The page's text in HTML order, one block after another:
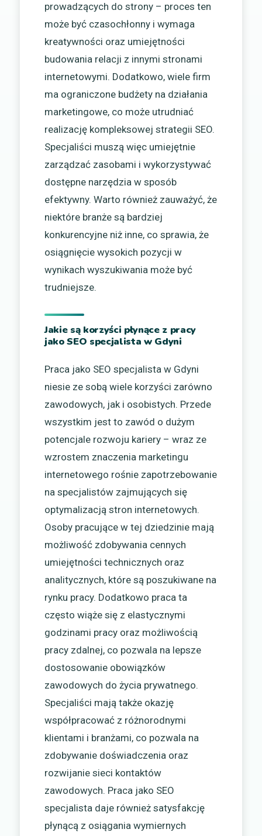
prowadzących do strony – proces ten
może być czasochłonny i wymaga
kreatywności oraz umiejętności
budowania relacji z innymi stronami
internetowymi. Dodatkowo, wiele firm
ma ograniczone budżety na działania
marketingowe, co może utrudniać
realizację kompleksowej strategii SEO.
Specjaliści muszą więc umiejętnie
zarządzać zasobami i wykorzystywać
dostępne narzędzia w sposób
efektywny. Warto również zauważyć, że
niektóre branże są bardziej
konkurencyjne niż inne, co sprawia, że
osiągnięcie wysokich pozycji w
wynikach wyszukiwania może być
trudniejsze.
Jakie są korzyści płynące z pracy
jako SEO specjalista w Gdyni
Praca jako SEO specjalista w Gdyni
niesie ze sobą wiele korzyści zarówno
zawodowych, jak i osobistych. Przede
wszystkim jest to zawód o dużym
potencjale rozwoju kariery – wraz ze
wzrostem znaczenia marketingu
internetowego rośnie zapotrzebowanie
na specjalistów zajmujących się
optymalizacją stron internetowych.
Osoby pracujące w tej dziedzinie mają
możliwość zdobywania cennych
umiejętności technicznych oraz
analitycznych, które są poszukiwane na
rynku pracy. Dodatkowo praca ta
często wiąże się z elastycznymi
godzinami pracy oraz możliwością
pracy zdalnej, co pozwala na lepsze
dostosowanie obowiązków
zawodowych do życia prywatnego.
Specjaliści mają także okazję
współpracować z różnorodnymi
klientami i branżami, co pozwala na
zdobywanie doświadczenia oraz
rozwijanie sieci kontaktów
zawodowych. Praca jako SEO
specjalista daje również satysfakcję
płynącą z osiągania wymiernych